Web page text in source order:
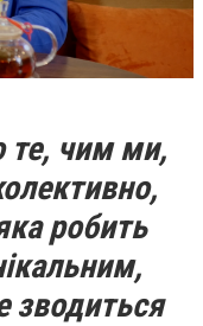
те, чим ми,
робить
зводиться